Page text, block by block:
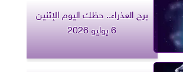
برج العذراء.. حظك اليوم الإثنين
6 يوليو 2026